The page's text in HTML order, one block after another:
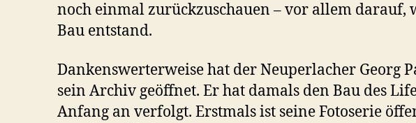
noch einmal zurückzuschauen – vor allem darauf,
Bau entstand.
Dankenswerterweise hat der Neuperlacher Georg
sein Archiv geöffnet. Er hat damals den Bau des
Anfang an verfolgt. Erstmals ist seine Fotoserie